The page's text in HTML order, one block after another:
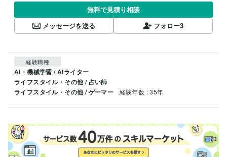
無料で見積り相談
メッセージを送る
フォロー3
経験職種
AI・機械学習 / AIライター
ライフスタイル・その他 / 占い師
ライフスタイル・その他 / ゲーマー
経験年数 : 35年